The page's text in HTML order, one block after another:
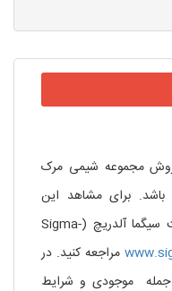
مجموعه شیمی مرک
باشد. برای مشاهد این
محصول می‌توانید به وب‌سایت شرکت سیگما آلدریچ (Sigma-
مراجعه کنید. در
جمله موجودی و شرایط